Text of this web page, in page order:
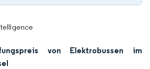
von Elektrobussen im